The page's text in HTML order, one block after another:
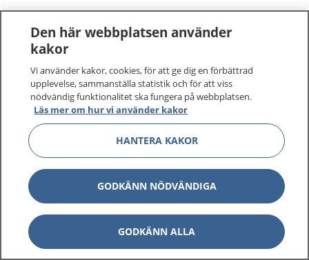
Den här webbplatsen använder
kakor
Vi använder kakor, cookies, för att ge dig en förbättrad
upplevelse, sammanställa statistik och för att viss
nödvändig funktionalitet ska fungera på webbplatsen.
Läs mer om hur vi använder kakor
HANTERA KAKOR
GODKÄNN NÖDVÄNDIGA
GODKÄNN ALLA